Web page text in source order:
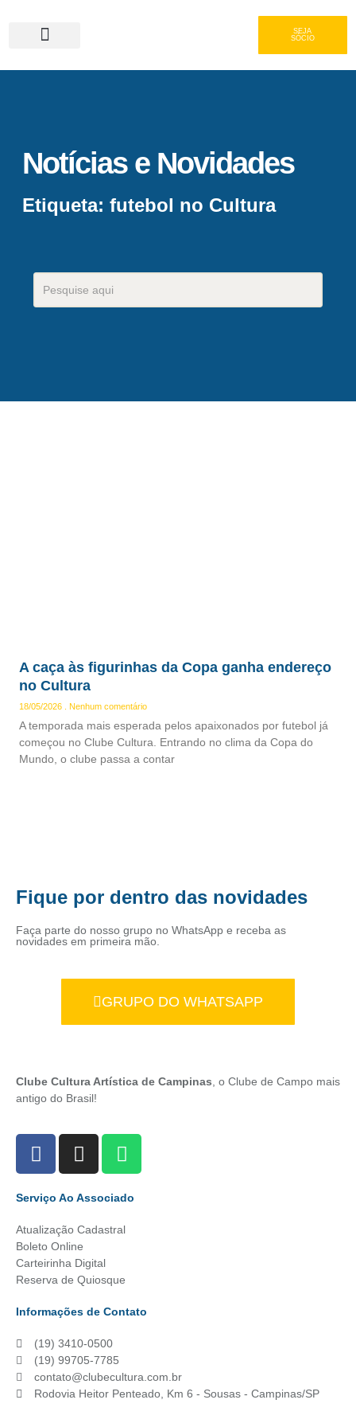
SEJA
SÓCIO
Notícias e Novidades
Etiqueta: futebol no Cultura
A caça às figurinhas da Copa ganha endereço
no Cultura
18/05/2026 Nenhum comentário
A temporada mais esperada pelos apaixonados por futebol já
começou no Clube Cultura. Entrando no clima da Copa do
Mundo, o clube passa a contar
Fique por dentro das novidades
Faça parte do nosso grupo no WhatsApp e receba as
novidades em primeira mão.
GRUPO DO WHATSAPP
Clube Cultura Artística de Campinas , o Clube de Campo mais
antigo do Brasil!
Serviço Ao Associado
Atualização Cadastral
Boleto Online
Carteirinha Digital
Reserva de Quiosque
Informações de Contato
(19) 3410-0500
(19) 99705-7785
contato@clubecultura.com.br
Rodovia Heitor Penteado, Km 6 - Sousas - Campinas/SP